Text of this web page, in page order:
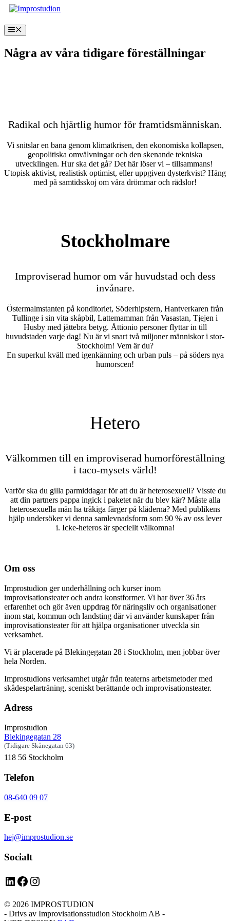
Hoppa
innehållMeny
Några av våra tidigare föreställningar
Radikal och hjärtlig humor för framtidsmänniskan.
Vi snitslar en bana genom klimatkrisen, den ekonomiska kollapsen,
geopolitiska omvälvningar och den skenande tekniska
utvecklingen. Hur ska det gå? Det här löser vi – tillsammans!
Utopisk aktivist, realistisk optimist, eller uppgiven dysterkvist? Häng
med på samtidsskoj om våra drömmar och rädslor!
Stockholmare
Improviserad humor om vår huvudstad och dess
invånare.
Östermalmstanten på konditoriet, Söderhipstern, Hantverkaren från
Tullinge i sin vita skåpbil, Lattemamman från Vasastan, Tjejen i
Husby med jättebra betyg. Åttionio personer flyttar in till
huvudstaden varje dag! Nu är vi snart två miljoner människor i stor-
Stockholm! Vem är du?
En superkul kväll med igenkänning och urban puls – på söders nya
humorscen!
Hetero
Välkommen till en improviserad humorföreställning
i taco-mysets värld!
Varför ska du gilla parmiddagar för att du är heterosexuell? Visste du
att din partners pappa ingick i paketet när du blev kär? Måste alla
heterosexuella män ha tråkiga färger på kläderna? Med publikens
hjälp undersöker vi denna samlevnadsform som 90 % av oss lever
i. Icke-heteros är speciellt välkomna!
Om oss
Improstudion ger underhållning och kurser inom
improvisationsteater och andra konstformer. Vi har över 36 års
erfarenhet och gör även uppdrag för näringsliv och organisationer
inom stat, kommun och landsting där vi använder kunskaper från
improvisationsteater för att hjälpa organisationer utveckla sin
verksamhet.
Vi är placerade på Blekingegatan 28 i Stockholm, men jobbar över
hela Norden.
Improstudions verksamhet utgår från teaterns arbetsmetoder med
skådespelarträning, sceniskt berättande och improvisationsteater.
Adress
Improstudion
Blekingegatan 28
(Tidigare Skånegatan 63)
118 56 Stockholm
Telefon
08-640 09 07
E-post
hej@improstudion.se
Socialt
LinkedIn
Facebook
Instagram
© 2026 IMPROSTUDION
- Drivs av Improvisationsstudion Stockholm AB -